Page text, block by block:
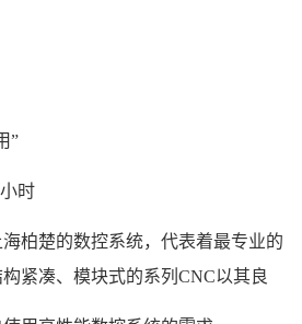
”
时
柏楚的数控系统，代表着最专业的
紧凑、模块式的系列CNC以其良